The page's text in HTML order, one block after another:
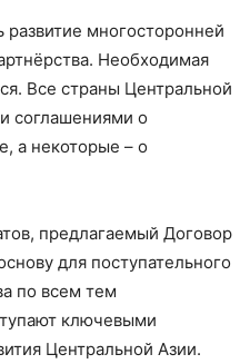
развитие многосторонней
Необходимая
Все страны Центральной
соглашениями о
а некоторые – о
предлагаемый Договор
для поступательного
по всем тем
ключевыми
Центральной Азии.